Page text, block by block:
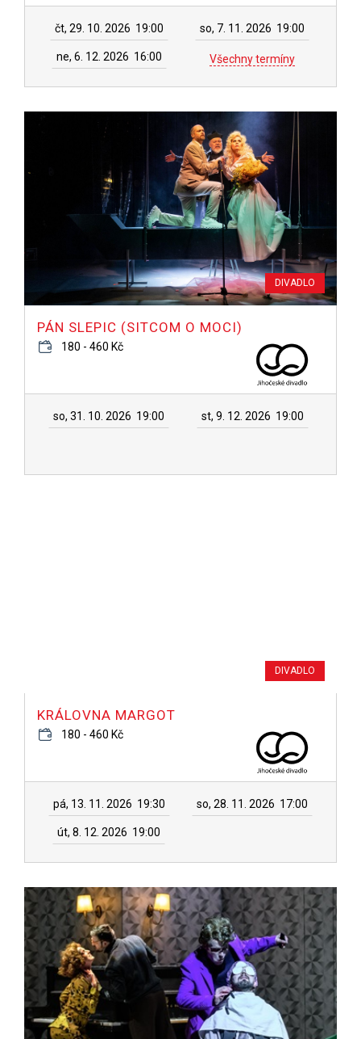
čt, 29. 10. 2026 19:00 so, 7. 11. 2026 19:00
ne, 6. 12. 2026 16:00 Všechny termíny
DIVADLO
PÁN SLEPIC (SITCOM O MOCI)
180 - 460 Kč
so, 31. 10. 2026 19:00 st, 9. 12. 2026 19:00
DIVADLO
KRÁLOVNA MARGOT
180 - 460 Kč
pá, 13. 11. 2026 19:30 so, 28. 11. 2026 17:00
út, 8. 12. 2026 19:00